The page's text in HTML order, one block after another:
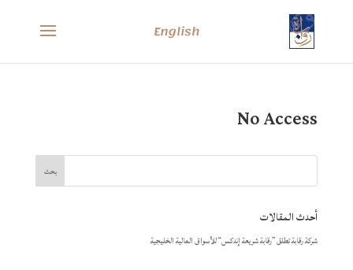
English
No Access
أحدث المقالات
شركة رقابة تطلق ”رقابة شريعة إندكس“ للأسواق المالية الخليجية